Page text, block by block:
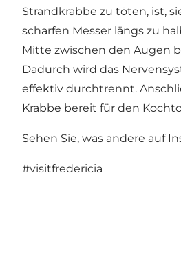
Strandkrabbe zu töten, ist,
scharfen Messer längs zu
Mitte zwischen den Augen
Dadurch wird das
effektiv durchtrennt.
Krabbe bereit für den
Sehen Sie, was andere auf
#visitfredericia